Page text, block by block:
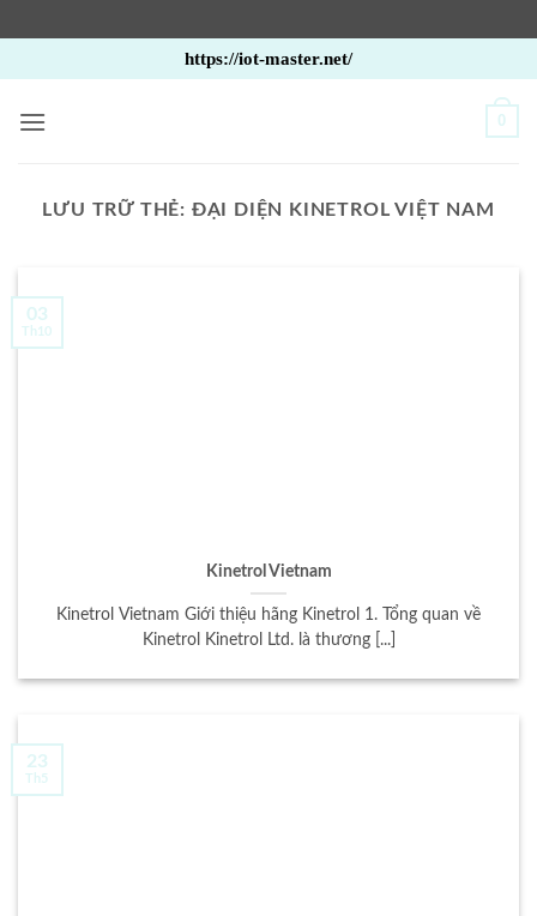
qua
nội
https://iot-master.net/
0
LƯU TRỮ THẺ: ĐẠI DIỆN KINETROL VIỆT NAM
Kinetrol Vietnam
Kinetrol Vietnam Giới thiệu hãng Kinetrol 1. Tổng quan về
Kinetrol Kinetrol Ltd. là thương [...]
03
Th10
23
Th5